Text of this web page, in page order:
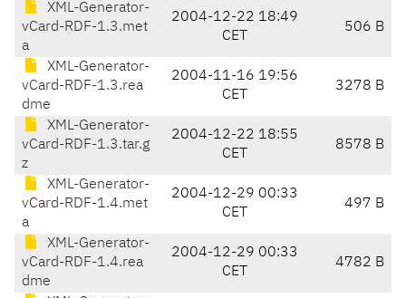
XML-Generator-
vCard-RDF-1.3.met
a
2004-12-22 18:49
CET
506 B
XML-Generator-
vCard-RDF-1.3.rea
dme
2004-11-16 19:56
CET
3278 B
XML-Generator-
vCard-RDF-1.3.tar.g
z
2004-12-22 18:55
CET
8578 B
XML-Generator-
vCard-RDF-1.4.met
a
2004-12-29 00:33
CET
497 B
XML-Generator-
vCard-RDF-1.4.rea
dme
2004-12-29 00:33
CET
4782 B